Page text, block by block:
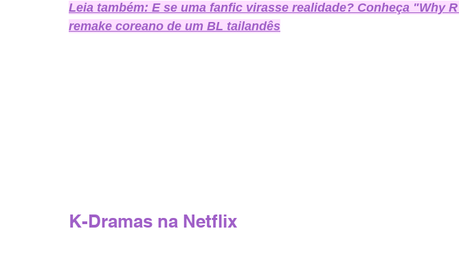
Leia também: E se uma fanfic virasse realidade? Conheça "Why
remake coreano de um BL tailandês
K-Dramas na Netflix